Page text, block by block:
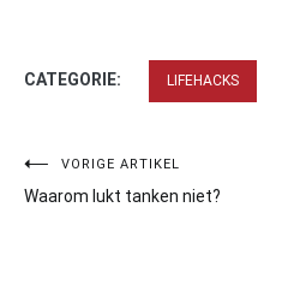
CATEGORIE: LIFEHACKS
Bericht
navigatie
VORIGE ARTIKEL
Waarom lukt tanken niet?